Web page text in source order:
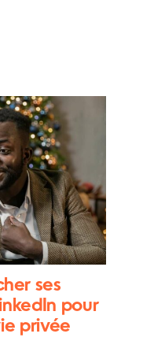
ses
pour
privée